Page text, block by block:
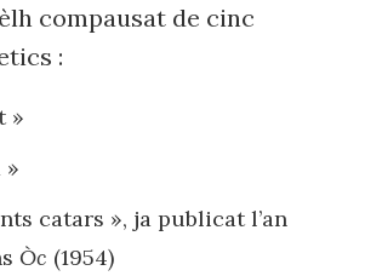
compausat de cinc
:
»
»
catars », ja publicat l’an
Òc (1954)